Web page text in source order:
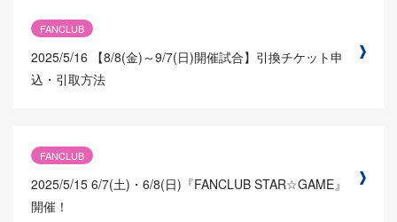
FANCLUB
2025/5/16
【8/8(金)～9/7(日)開催試合】引換チケット申
込・引取方法
FANCLUB
2025/5/15 6/7(土)・6/8(日)『FANCLUB STAR☆GAME』
開催！